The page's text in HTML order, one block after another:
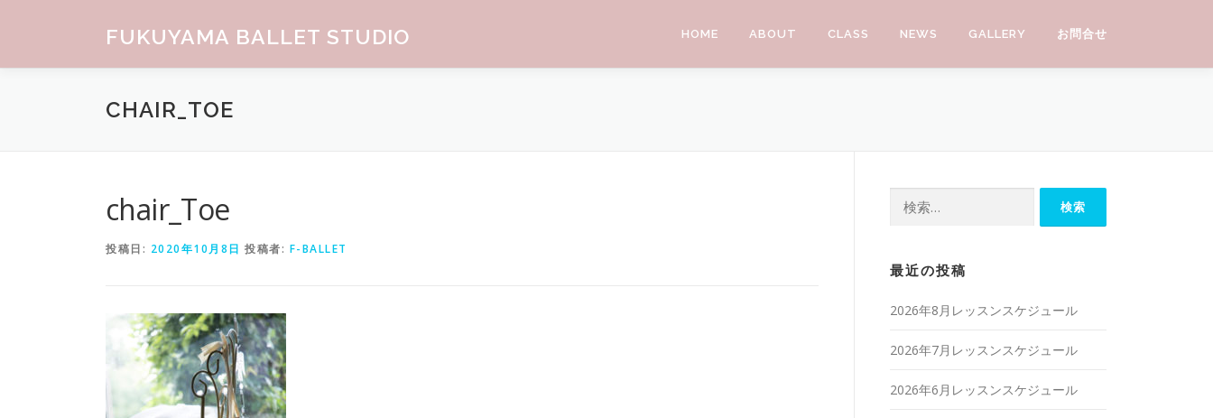
FUKUYAMA BALLET STUDIO HOME ABOUT CLASS NEWS GALLERY お問合せ
CHAIR_TOE
chair_Toe
投稿日: 2020年10月8日 投稿者: F-BALLET
検索:
最近の投稿
2026年8月レッスンスケジュール
2026年7月レッスンスケジュール
2026年6月レッスンスケジュール